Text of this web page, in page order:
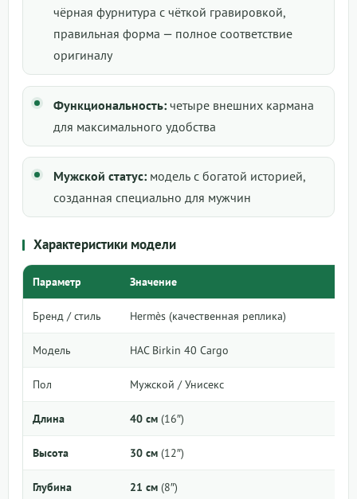
чёрная фурнитура с чёткой гравировкой,
правильная форма — полное соответствие
оригиналу
Функциональность: четыре внешних кармана
для максимального удобства
Мужской статус: модель с богатой историей,
созданная специально для мужчин
Характеристики модели
Параметр Значение
Бренд / стиль Hermès (качественная реплика)
Модель HAC Birkin 40 Cargo
Пол Мужской / Унисекс
Длина 40 см (16″)
Высота 30 см (12″)
Глубина 21 см (8″)